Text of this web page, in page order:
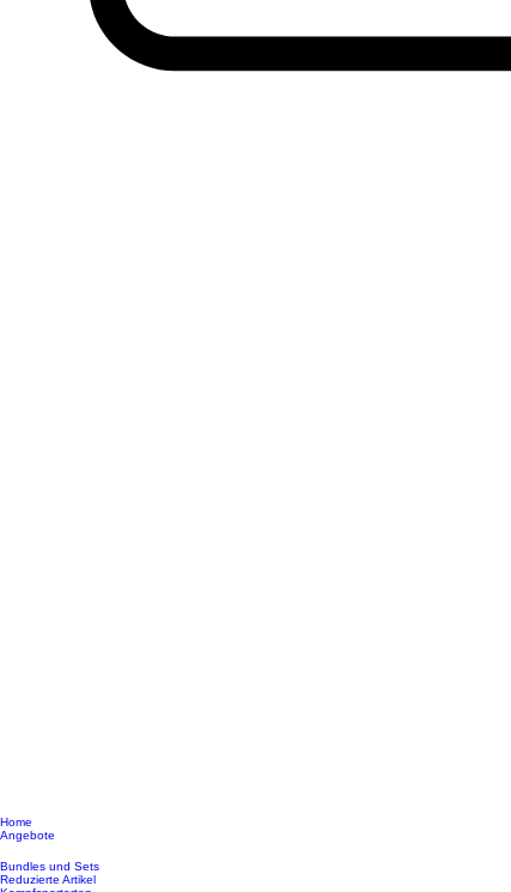
Home
Angebote
Bundles und Sets
Reduzierte Artikel